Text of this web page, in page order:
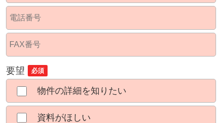
要望 必須
物件の詳細を知りたい
資料がほしい